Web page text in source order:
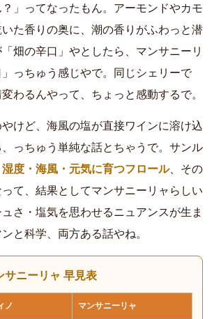
」ってなったもん。アーモンドやカモ
いた香りの奥に、潮の香りがふわっと潜
畑の辛口」やとしたら、マンサニーリ
っちゅう感じやで。同じシェリーで
わるんやって、ちょっと感動するで。
けど、海風の塩が直接ワインに溶け込
っちゅう単純な話とちゃうで。サンル
度・海風・元気に育つフロール、その
て、結果としてマンサニーリャらしい
さ・塩気を思わせるニュアンスが生ま
と科学、両方ある話やね。
サニーリャ 早見表
ノ マンサニーリャ